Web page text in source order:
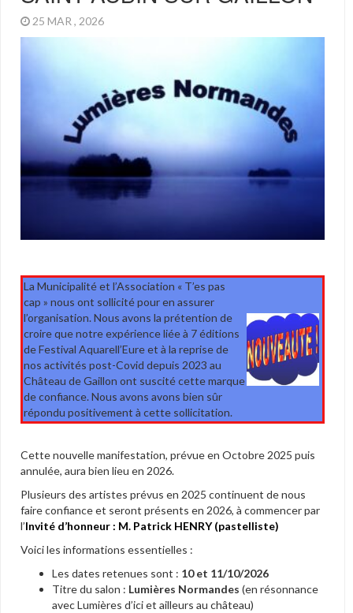
25 MAR , 2026
La Municipalité et l’Association « T’es pas
cap » nous ont sollicité pour en assurer
l’organisation. Nous avons la prétention de
croire que notre expérience liée à 7 éditions
de Festival Aquarell’Eure et à la reprise de
nos activités post-Covid depuis 2023 au
Château de Gaillon ont suscité cette marque
de confiance. Nous avons avons bien sûr
répondu positivement à cette sollicitation.
Cette nouvelle manifestation, prévue en Octobre 2025 puis
annulée, aura bien lieu en 2026.
Plusieurs des artistes prévus en 2025 continuent de nous
faire confiance et seront présents en 2026, à commencer par
l’Invité d’honneur : M. Patrick HENRY (pastelliste)
Voici les informations essentielles :
Les dates retenues sont : 10 et 11/10/2026
Titre du salon : Lumières Normandes (en résonnance
avec Lumières d’ici et ailleurs au château)